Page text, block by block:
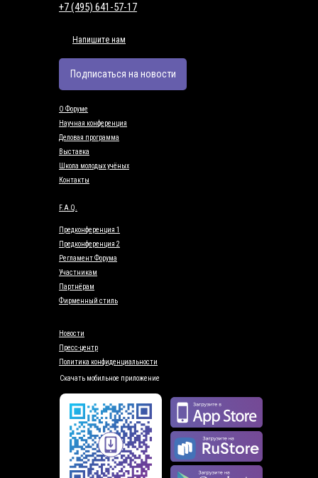
О Форуме
Научная конференция
Деловая программа
Выставка
Школа молодых учёных
Контакты
Предконференция 1
Предконференция 2
Регламент Форума
Участникам
Партнёрам
Фирменный стиль
Новости
Пресс-центр
Политика конфиденциальности
+7 (495) 641-57-17
Напишите нам
F.A.Q.
Скачать мобильное приложение
Подписаться на новости